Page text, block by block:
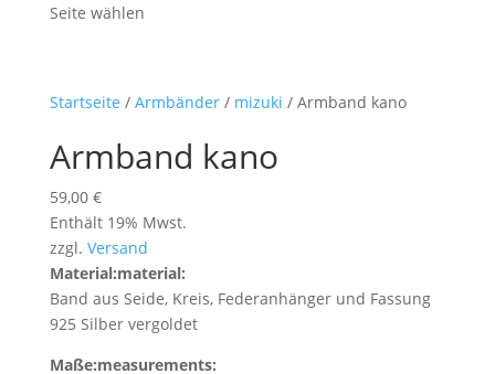
Seite wählen
Startseite / Armbänder/ mizuki / Armband kano
Armband kano
59,00 €
Enthält 19% Mwst.
zzgl. Versand
Material:material:
Band aus Seide, Kreis, Federanhänger und Fassung
925 Silber vergoldet
Maße:measurements: